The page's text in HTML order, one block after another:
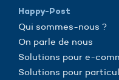
Happy-Post
Qui sommes-nous ?
On parle de nous
Solutions pour e-
Solutions pour